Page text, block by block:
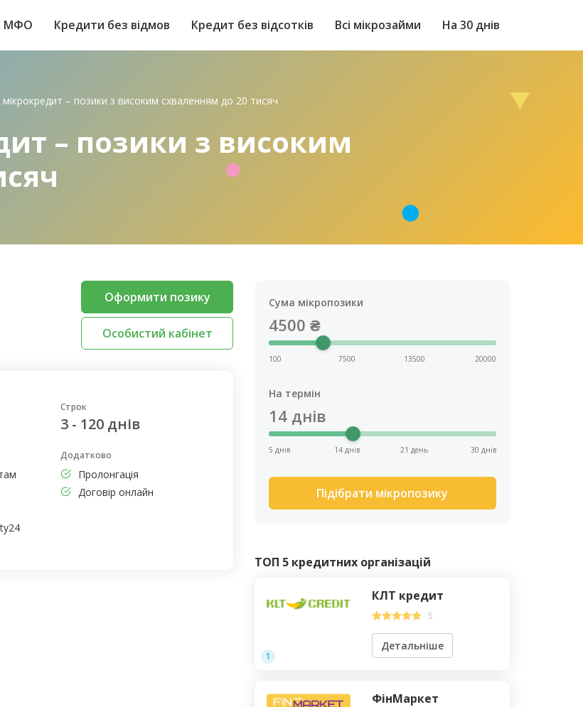
МФО Кредити без відмов Кредит без відсотків Всі мікрозайми На 30 днів
– позики з високим схваленням до 20 тисяч
– позики з високим
Оформити позику
Особистий кабінет
Строк
3 - 120 днів
Додатково
Пролонгація
Договір онлайн
Сума мікропозики
4500 ₴
100 7500 13500 20000
На термін
14 днів
5 днів 14 днів 21 день 30 днів
Підібрати мікропозику
ТОП 5 кредитних організацій
1
КЛТ кредит
5
Детальніше
ФінМаркет